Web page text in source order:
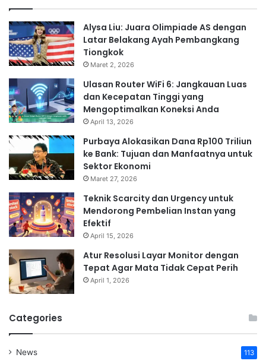
Alysa Liu: Juara Olimpiade AS dengan
Latar Belakang Ayah Pembangkang
Tiongkok
Maret 2, 2026
Ulasan Router WiFi 6: Jangkauan Luas
dan Kecepatan Tinggi yang
Mengoptimalkan Koneksi Anda
April 13, 2026
Purbaya Alokasikan Dana Rp100 Triliun
ke Bank: Tujuan dan Manfaatnya untuk
Sektor Ekonomi
Maret 27, 2026
Teknik Scarcity dan Urgency untuk
Mendorong Pembelian Instan yang
Efektif
April 15, 2026
Atur Resolusi Layar Monitor dengan
Tepat Agar Mata Tidak Cepat Perih
April 1, 2026
Categories
News 113